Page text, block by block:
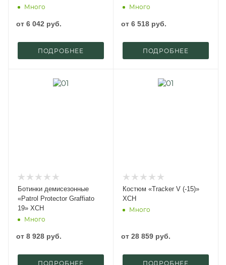
Много
от 6 042 руб.
ПОДРОБНЕЕ
Много
от 6 518 руб.
ПОДРОБНЕЕ
Ботинки демисезонные
«Patrol Protector Graffiato
19» ХСН
Много
от 8 928 руб.
ПОДРОБНЕЕ
Костюм «Tracker V (-15)»
ХСН
Много
от 28 859 руб.
ПОДРОБНЕЕ